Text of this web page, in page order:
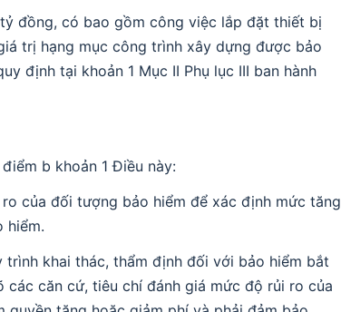
đồng, có bao gồm công việc lắp đặt thiết bị
trị hạng mục công trình xây dựng được bảo
định tại khoản 1 Mục II Phụ lục III ban hành
b khoản 1 Điều này:
của đối tượng bảo hiểm để xác định mức tăng
hiểm.
khai thác, thẩm định đối với bảo hiểm bắt
căn cứ, tiêu chí đánh giá mức độ rủi ro của